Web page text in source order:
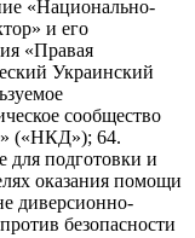
«Национально-
и его
«Правая
Украинский
сообщество
(«НКД»); 64.
для подготовки и
оказания помощи
диверсионно-
безопасности